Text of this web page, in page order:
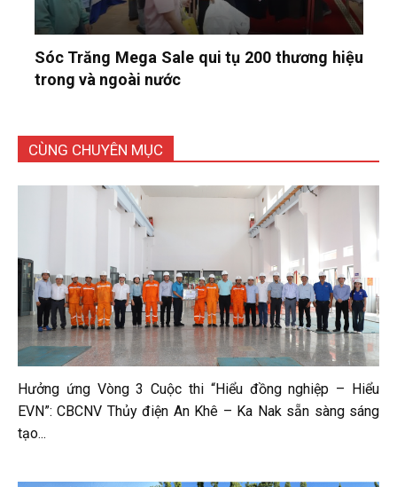
Sóc Trăng Mega Sale qui tụ 200 thương hiệu
trong và ngoài nước
CÙNG CHUYÊN MỤC
Hưởng ứng Vòng 3 Cuộc thi “Hiểu đồng nghiệp – Hiểu
EVN”: CBCNV Thủy điện An Khê – Ka Nak sẵn sàng sáng
tạo...